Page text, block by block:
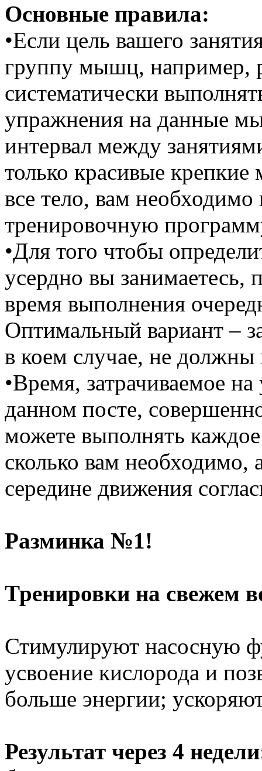
Основные правила:
•Если цель вашего
группу мышц, например,
систематически
упражнения на данные
интервал между
только красивые
все тело, вам
тренировочную
•Для того чтобы
усердно вы занимаетесь,
время выполнения
Оптимальный вариант –
в коем случае, не
•Время, затрачиваемое
данном посте,
можете выполнять
сколько вам необходимо,
середине движения
Разминка №1!
Тренировки на свежем
Стимулируют насосную
усвоение кислорода и
больше энергии;
Результат через 4